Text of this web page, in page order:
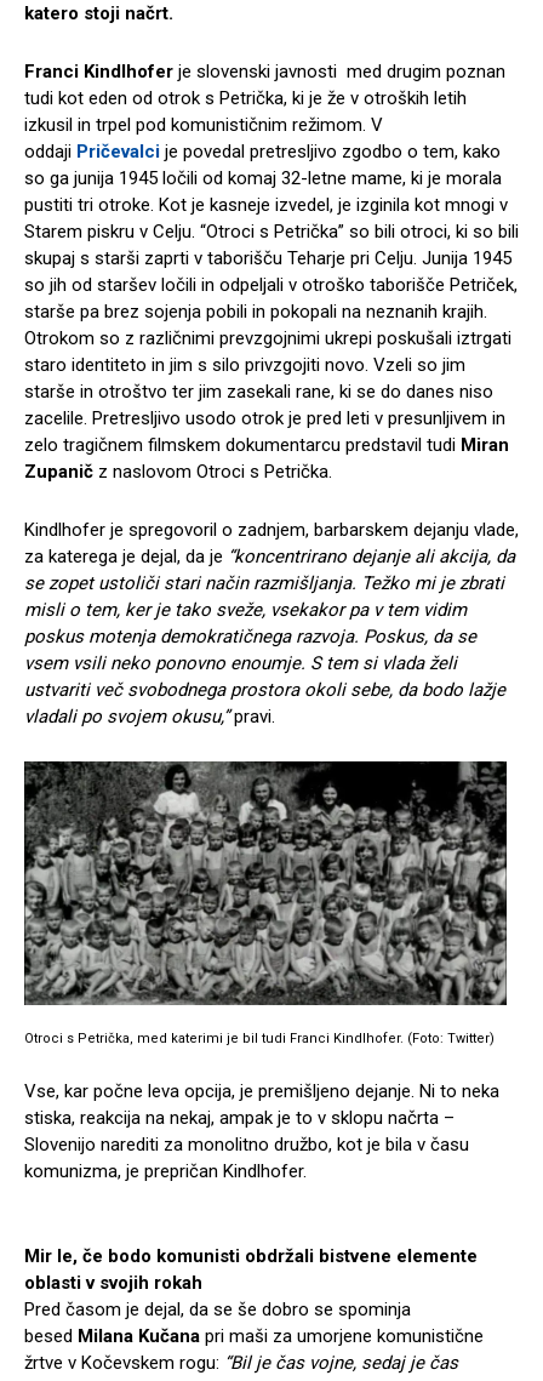
katero stoji načrt.
Franci Kindlhofer je slovenski javnosti med drugim poznan
tudi kot eden od otrok s Petrička, ki je že v otroških letih
izkusil in trpel pod komunističnim režimom. V
oddaji Pričevalci je povedal pretresljivo zgodbo o tem, kako
so ga junija 1945 ločili od komaj 32-letne mame, ki je morala
pustiti tri otroke. Kot je kasneje izvedel, je izginila kot mnogi v
Starem piskru v Celju. “Otroci s Petrička” so bili otroci, ki so bili
skupaj s starši zaprti v taborišču Teharje pri Celju. Junija 1945
so jih od staršev ločili in odpeljali v otroško taborišče Petriček,
starše pa brez sojenja pobili in pokopali na neznanih krajih.
Otrokom so z različnimi prevzgojnimi ukrepi poskušali iztrgati
staro identiteto in jim s silo privzgojiti novo. Vzeli so jim
starše in otroštvo ter jim zasekali rane, ki se do danes niso
zacelile. Pretresljivo usodo otrok je pred leti v presunljivem in
zelo tragičnem filmskem dokumentarcu predstavil tudi Miran
Zupanič z naslovom Otroci s Petrička.
Kindlhofer je spregovoril o zadnjem, barbarskem dejanju vlade,
za katerega je dejal, da je “koncentrirano dejanje ali akcija, da
se zopet ustoliči stari način razmišljanja. Težko mi je zbrati
misli o tem, ker je tako sveže, vsekakor pa v tem vidim
poskus motenja demokratičnega razvoja. Poskus, da se
vsem vsili neko ponovno enoumje. S tem si vlada želi
ustvariti več svobodnega prostora okoli sebe, da bodo lažje
vladali po svojem okusu,”pravi.
Otroci s Petrička, med katerimi je bil tudi Franci Kindlhofer. (Foto: Twitter)
Vse, kar počne leva opcija, je premišljeno dejanje. Ni to neka
stiska, reakcija na nekaj, ampak je to v sklopu načrta –
Slovenijo narediti za monolitno družbo, kot je bila v času
komunizma, je prepričan Kindlhofer.
Mir le, če bodo komunisti obdržali bistvene elemente
oblasti v svojih rokah
Pred časom je dejal, da se še dobro se spominja
besed Milana Kučana pri maši za umorjene komunistične
žrtve v Kočevskem rogu: “Bil je čas vojne, sedaj je čas